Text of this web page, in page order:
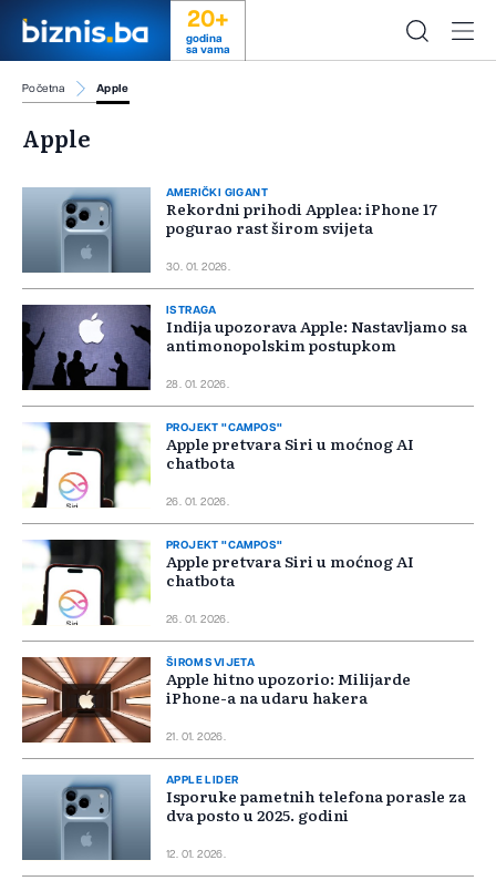
20+
godina
sa vama
Početna Apple
Apple
AMERIČKI GIGANT
Rekordni prihodi Applea: iPhone 17
pogurao rast širom svijeta
30. 01. 2026.
ISTRAGA
Indija upozorava Apple: Nastavljamo sa
antimonopolskim postupkom
28. 01. 2026.
PROJEKT "CAMPOS"
Apple pretvara Siri u moćnog AI
chatbota
26. 01. 2026.
PROJEKT "CAMPOS"
Apple pretvara Siri u moćnog AI
chatbota
26. 01. 2026.
ŠIROM SVIJETA
Apple hitno upozorio: Milijarde
iPhone-a na udaru hakera
21. 01. 2026.
APPLE LIDER
Isporuke pametnih telefona porasle za
dva posto u 2025. godini
12. 01. 2026.